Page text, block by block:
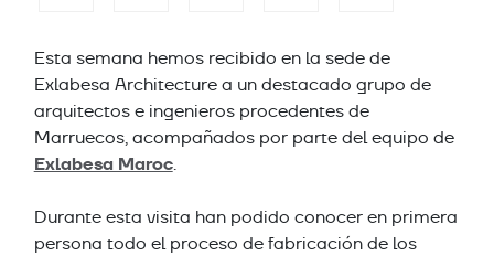
Esta semana hemos recibido en la sede de
Exlabesa Architecture a un destacado grupo de
arquitectos e ingenieros procedentes de
Marruecos, acompañados por parte del equipo de
Exlabesa Maroc.
Durante esta visita han podido conocer en primera
persona todo el proceso de fabricación de los